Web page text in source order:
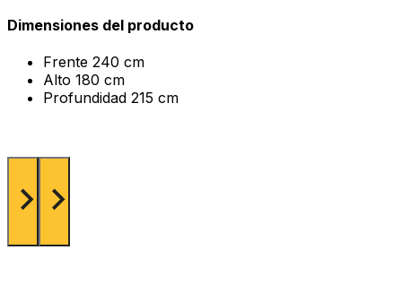
Dimensiones del producto
Frente 240 cm
Alto 180 cm
Profundidad 215 cm